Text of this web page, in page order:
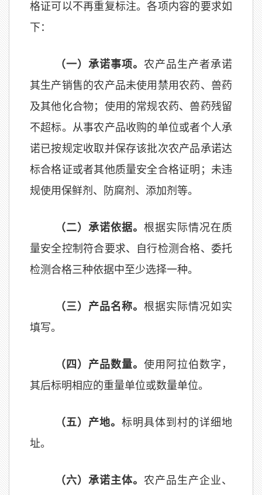
格证可以不再重复标注。各项内容的要求如
下：
（一）承诺事项。 农产品生产者承诺
其生产销售的农产品未使用禁用农药、兽药
及其他化合物；使用的常规农药、兽药残留
不超标。从事农产品收购的单位或者个人承
诺已按规定收取并保存该批次农产品承诺达
标合格证或者其他质量安全合格证明；未违
规使用保鲜剂、防腐剂、添加剂等。
（二）承诺依据。 根据实际情况在质
量安全控制符合要求、自行检测合格、委托
检测合格三种依据中至少选择一种。
（三）产品名称。 根据实际情况如实
填写。
（四）产品数量。 使用阿拉伯数字，
其后标明相应的重量单位或数量单位。
（五）产地。 标明具体到村的详细地
址。
（六）承诺主体。 农产品生产企业、